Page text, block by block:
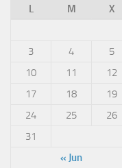
L
M X
« Jun
3
4 5
10
11 12
17
18 19
24
25 26
31